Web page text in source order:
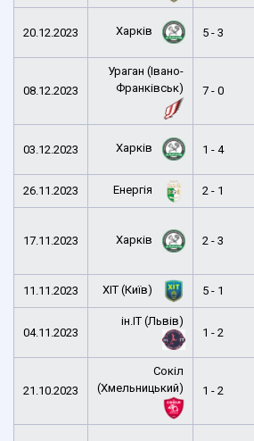
20.12.2023 Харків 5 - 3
08.12.2023
Ураган (Івано-
Франківськ)
7 - 0
03.12.2023 Харків 1 - 4
26.11.2023 Енергія 2 - 1
17.11.2023 Харків 2 - 3
11.11.2023 ХІТ (Київ) 5 - 1
04.11.2023
ін.ІТ (Львів)
1 - 2
21.10.2023
Сокіл
(Хмельницький)
1 - 2